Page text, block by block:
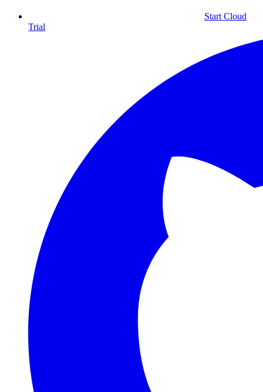
Start Cloud
Trial